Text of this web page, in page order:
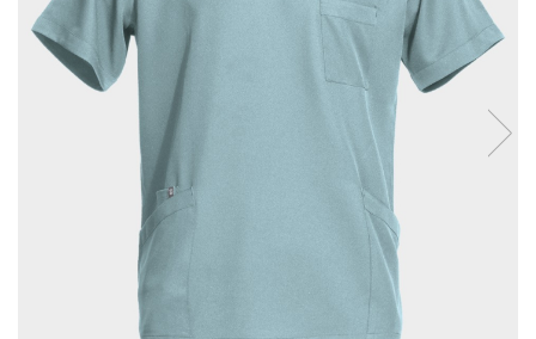
Birotica si papetarie
Hartie si articole din hartie
Bibliorafturi, caiete mecanice,
Capsatoare, capse si perforatoare
Caiete si blocnotesuri
Dosare, folii protectie si mape
Accesorii diverse pentru birou
Etichetare si ambalare
Arhivare si depozitare